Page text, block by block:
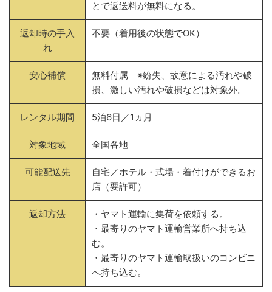
とで返送料が無料になる。
返却時の手入
れ
不要（着用後の状態でOK）
安心補償
無料付属 ※紛失、故意による汚れや破
損、激しい汚れや破損などは対象外。
レンタル期間 5泊6日／1ヵ月
対象地域 全国各地
可能配送先
自宅／ホテル・式場・着付けができるお
店（要許可）
返却方法
・ヤマト運輸に集荷を依頼する。
・最寄りのヤマト運輸営業所へ持ち込
む。
・最寄りのヤマト運輸取扱いのコンビニ
へ持ち込む。